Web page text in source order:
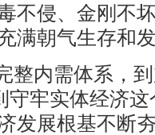
不侵、金刚不
满朝气生存和
整内需体系，
守牢实体经济
发展根基不断